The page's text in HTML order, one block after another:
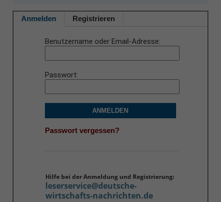
Anmelden Registrieren
Benutzername oder Email-Adresse
Passwort
ANMELDEN
Passwort vergessen?
Hilfe bei der Anmeldung und Registrierung:
leserservice@deutsche-
wirtschafts-nachrichten.de